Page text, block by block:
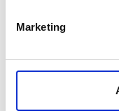
Marketing
E-post:Skicka E-post